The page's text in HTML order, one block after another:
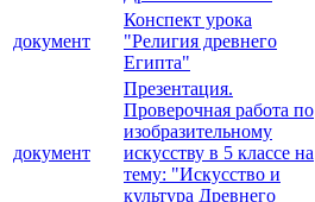
документ
Конспект урока
"Религия древнего
Египта"
документ
Презентация.
Проверочная работа по
изобразительному
искусству в 5 классе на
тему: "Искусство и
культура Древнего